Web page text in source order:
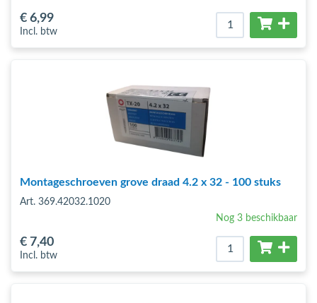
€ 6,99
Incl. btw
Montageschroeven grove draad 4.2 x 32 - 100 stuks
Art. 369.42032.1020
Nog 3 beschikbaar
€ 7,40
Incl. btw